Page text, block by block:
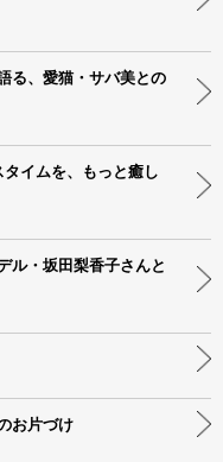
る、愛猫・サバ美との
タイムを、もっと癒し
ル・坂田梨香子さんと
お片づけ